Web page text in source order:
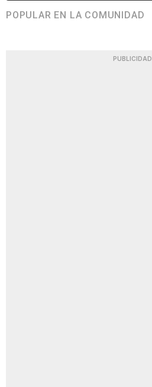
POPULAR EN LA COMUNIDAD
PUBLICIDAD